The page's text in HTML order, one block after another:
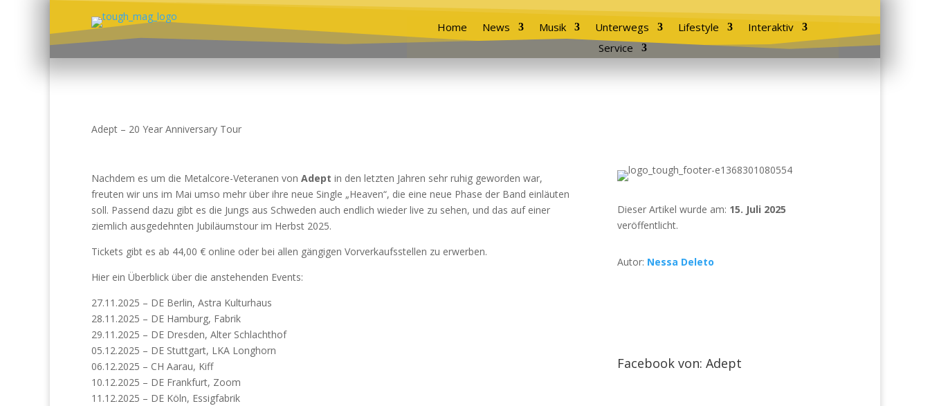
Home News Musik Unterwegs Lifestyle
Interaktiv
Service
Adept – 20 Year Anniversary Tour
Nachdem es um die Metalcore-Veteranen von Adept in den letzten Jahren sehr ruhig geworden war,
freuten wir uns im Mai umso mehr über ihre neue Single „Heaven“, die eine neue Phase der Band einläuten
soll. Passend dazu gibt es die Jungs aus Schweden auch endlich wieder live zu sehen, und das auf einer
ziemlich ausgedehnten Jubiläumstour im Herbst 2025.
Tickets gibt es ab 44,00 € online oder bei allen gängigen Vorverkaufsstellen zu erwerben.
Hier ein Überblick über die anstehenden Events:
27.11.2025 – DE Berlin, Astra Kulturhaus
28.11.2025 – DE Hamburg, Fabrik
29.11.2025 – DE Dresden, Alter Schlachthof
05.12.2025 – DE Stuttgart, LKA Longhorn
06.12.2025 – CH Aarau, Kiff
10.12.2025 – DE Frankfurt, Zoom
11.12.2025 – DE Köln, Essigfabrik
Dieser Artikel wurde am: 15. Juli 2025
veröffentlicht.
Autor: Nessa Deleto
Facebook von: Adept